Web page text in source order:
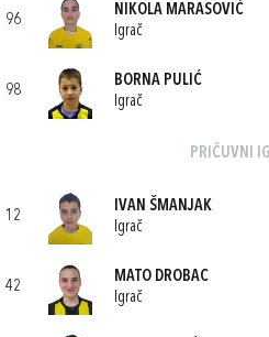
96
NIKOLA MARASOVIĆ
Igrač
98
BORNA PULIĆ
Igrač
PRIČUVNI
12
IVAN ŠMANJAK
Igrač
42
MATO DROBAC
Igrač